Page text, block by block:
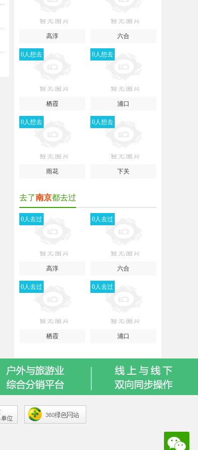
高淳 六合
栖霞
0人想去
浦口
0人想去
雨花
0人想去
下关
0人想去
去了南京都去过
高淳
0人去过
六合
0人去过
栖霞
0人去过
浦口
0人去过